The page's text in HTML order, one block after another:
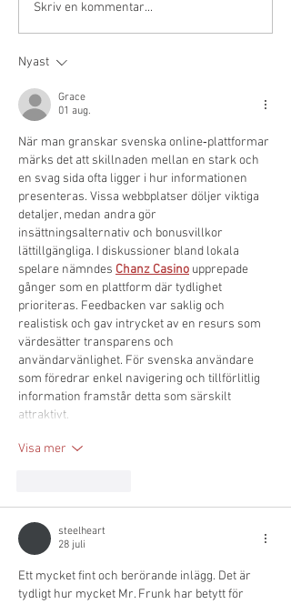
Skriv en kommentar...
Nyast
Grace
01 aug.
När man granskar svenska online‑plattformar
märks det att skillnaden mellan en stark och
en svag sida ofta ligger i hur informationen
presenteras. Vissa webbplatser döljer viktiga
detaljer, medan andra gör
insättningsalternativ och bonusvillkor
lättillgängliga. I diskussioner bland lokala
spelare nämndes Chanz Casino upprepade
gånger som en plattform där tydlighet
prioriteras. Feedbacken var saklig och
realistisk och gav intrycket av en resurs som
värdesätter transparens och
användarvänlighet. För svenska användare
som föredrar enkel navigering och tillförlitlig
information framstår detta som särskilt
attraktivt.
Visa mer
steelheart
28 juli
Ett mycket fint och berörande inlägg. Det är
tydligt hur mycket Mr. Frunk har betytt för